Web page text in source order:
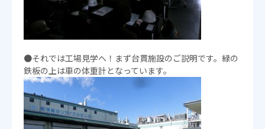
●それでは工場見学へ！まず台貫施設のご説明です。緑の
鉄板の上は車の体重計となっています。